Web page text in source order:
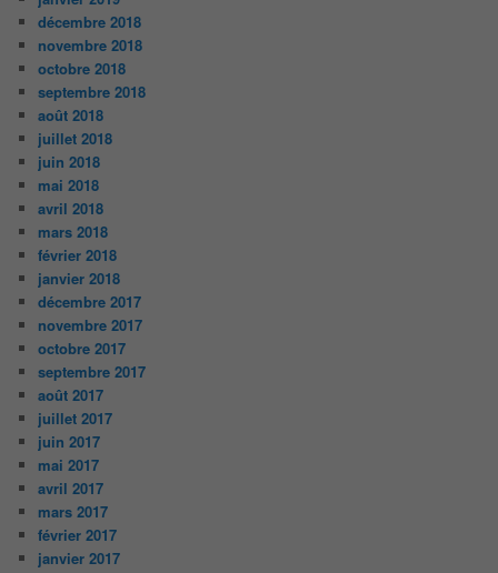
décembre 2018
novembre 2018
octobre 2018
septembre 2018
août 2018
juillet 2018
juin 2018
mai 2018
avril 2018
mars 2018
février 2018
janvier 2018
décembre 2017
novembre 2017
octobre 2017
septembre 2017
août 2017
juillet 2017
juin 2017
mai 2017
avril 2017
mars 2017
février 2017
janvier 2017